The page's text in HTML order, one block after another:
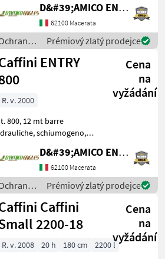
settori a comandi elettrici -
anno: 2003- Druh
Zavesený
rastlín Poľ
D&#39;AMICO ENGLES SRL
62100 Macerata
/
Prémiový zlatý prodejce
ENTRY
Cena
na
vyžádání
R. v. 2000
800, 12 mt barre
schiumogeno,
cardano, trainata e portata,
anno: 2000 Druh
Zavesený
rastlín Poľné pos
D&#39;AMICO ENGLES SRL
62100 Macerata
/
Prémiový zlatý prodejce
Caffini
2200-18
Cena
na
vyžádání
R. v. 2008 20 h 180 cm
2200 l